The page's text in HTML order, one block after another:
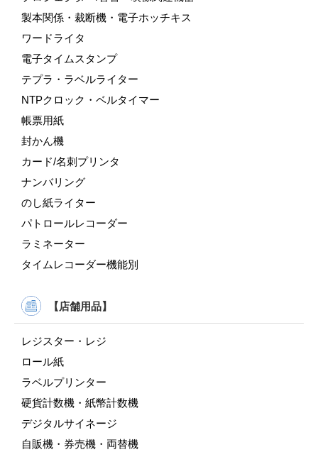
製本関係・裁断機・電子ホッチキス
ワードライタ
電子タイムスタンプ
テプラ・ラベルライター
NTPクロック・ベルタイマー
帳票用紙
封かん機
カード/名刺プリンタ
ナンバリング
のし紙ライター
パトロールレコーダー
ラミネーター
タイムレコーダー機能別
【店舗用品】
レジスター・レジ
ロール紙
ラベルプリンター
硬貨計数機・紙幣計数機
デジタルサイネージ
自販機・券売機・両替機